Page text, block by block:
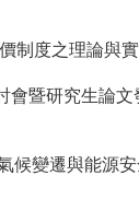
制度之理論與
會暨研究生論
候變遷與能源